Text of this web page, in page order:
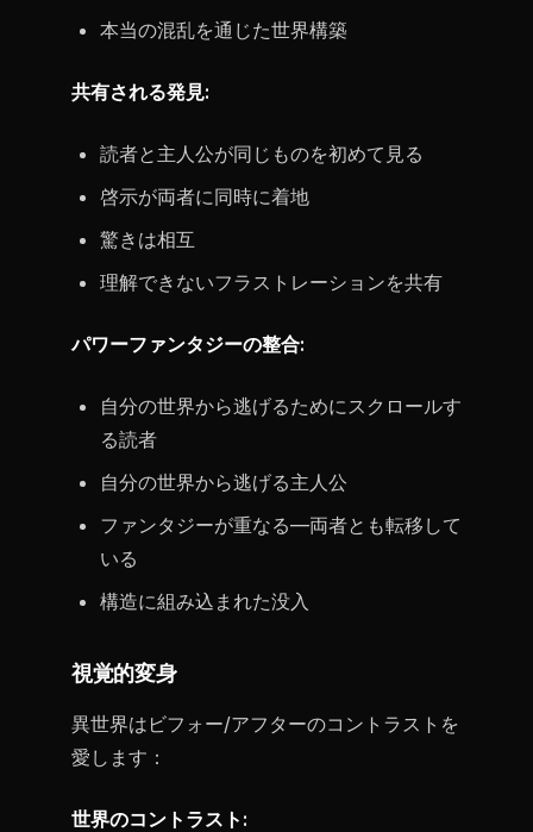
本当の混乱を通じた世界構築
共有される発見:
読者と主人公が同じものを初めて見る
啓示が両者に同時に着地
驚きは相互
理解できないフラストレーションを共有
パワーファンタジーの整合:
自分の世界から逃げるためにスクロールす
る読者
自分の世界から逃げる主人公
ファンタジーが重なる—両者とも転移して
いる
構造に組み込まれた没入
視覚的変身
異世界はビフォー/アフターのコントラストを
愛します：
世界のコントラスト: